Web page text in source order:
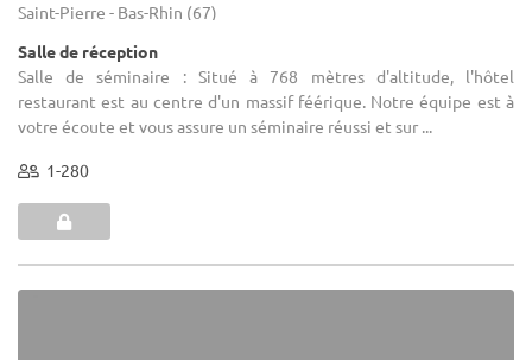
Saint-Pierre - Bas-Rhin (67)
Salle de réception
Salle de séminaire : Situé à 768 mètres d'altitude, l'hôtel
restaurant est au centre d'un massif féérique. Notre équipe est à
votre écoute et vous assure un séminaire réussi et sur ...
1-280